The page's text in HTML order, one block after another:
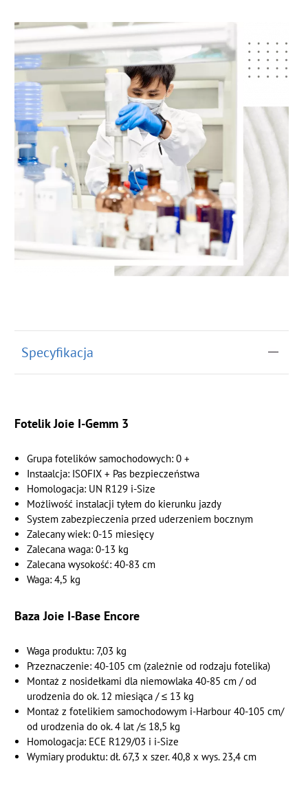
Specyfikacja
Fotelik Joie I-Gemm 3
Grupa fotelików samochodowych: 0 +
Instaalcja: ISOFIX + Pas bezpieczeństwa
Homologacja: UN R129 i-Size
Możliwość instalacji tyłem do kierunku jazdy
System zabezpieczenia przed uderzeniem bocznym
Zalecany wiek: 0-15 miesięcy
Zalecana waga: 0-13 kg
Zalecana wysokość: 40-83 cm
Waga: 4,5 kg
Baza Joie I-Base Encore
Waga produktu: 7,03 kg
Przeznaczenie: 40-105 cm (zależnie od rodzaju fotelika)
Montaż z nosidełkami dla niemowlaka 40-85 cm / od
urodzenia do ok. 12 miesiąca / ≤ 13 kg
Montaż z fotelikiem samochodowym i-Harbour 40-105 cm/
od urodzenia do ok. 4 lat /≤ 18,5 kg
Homologacja: ECE R129/03 i i-Size
Wymiary produktu: dł. 67,3 x szer. 40,8 x wys. 23,4 cm